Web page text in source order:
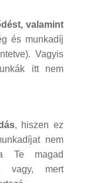
valamint
és munkadíj
Vagyis
itt nem
, hiszen ez
nem
Te magad
vagy, mert